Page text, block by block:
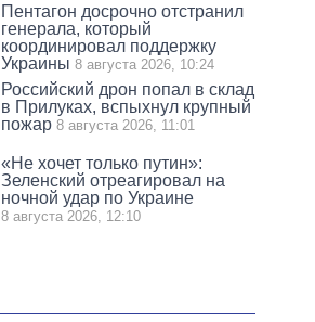
Пентагон досрочно отстранил
генерала, который
координировал поддержку
Украины 8 августа 2026, 10:24
Российский дрон попал в склад
в Прилуках, вспыхнул крупный
пожар 8 августа 2026, 11:01
«Не хочет только путин»:
Зеленский отреагировал на
ночной удар по Украине
8 августа 2026, 12:10